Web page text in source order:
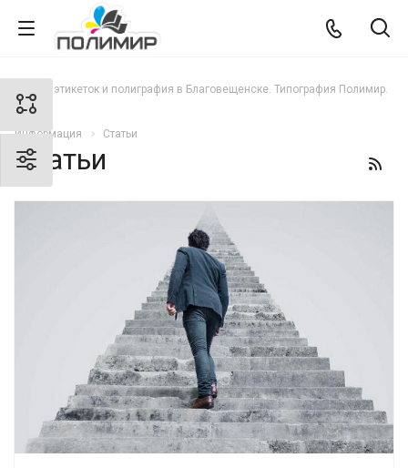
Печать этикеток и полиграфия в Благовещенске. Типография Полимир.
Информация Статьи
Статьи